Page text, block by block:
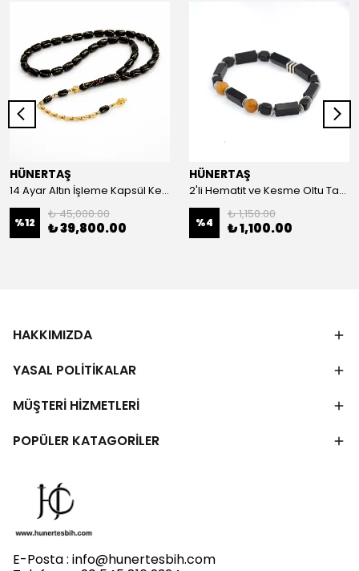
HÜNERTAŞ
14 Ayar Altın İşleme Kapsül Kesim Oltu Taşı Tespih
%12
₺ 45,000.00
₺ 39,800.00
HÜNERTAŞ
2'li Hematit ve Kesme Oltu Taşı Bileklik
%4
₺ 1,150.00
₺ 1,100.00
HAKKIMIZDA
YASAL POLİTİKALAR
MÜŞTERİ HİZMETLERİ
POPÜLER KATAGORİLER
E-Posta : info@hunertesbih.com